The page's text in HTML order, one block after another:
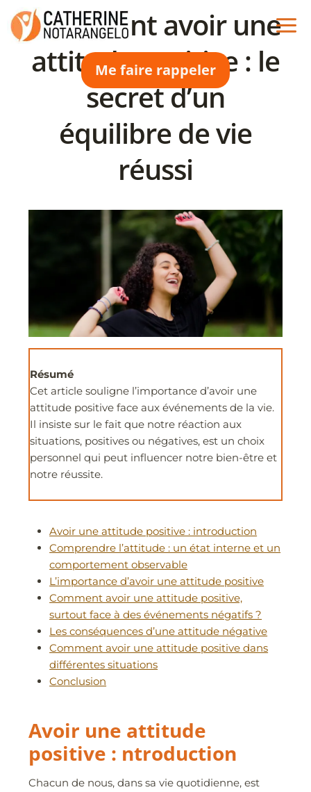
Aller
au
contenu
Me faire rappeler
Comment avoir une
attitude positive : le
secret d’un
équilibre de vie
réussi
Résumé
Cet article souligne l’importance d’avoir une
attitude positive face aux événements de la vie.
Il insiste sur le fait que notre réaction aux
situations, positives ou négatives, est un choix
personnel qui peut influencer notre bien-être et
notre réussite.
Avoir une attitude positive : introduction
Comprendre l’attitude : un état interne et un
comportement observable
L’importance d’avoir une attitude positive
Comment avoir une attitude positive,
surtout face à des événements négatifs ?
Les conséquences d’une attitude négative
Comment avoir une attitude positive dans
différentes situations
Conclusion
Avoir une attitude
positive : ntroduction
Chacun de nous, dans sa vie quotidienne, est